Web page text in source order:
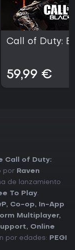
Call of Duty:
59,99 €
Call of Duty:
por Raven
de lanzamiento
To Play.
, Co-op,
In-App
Multiplayer,
, Online
por edades:
PEGI